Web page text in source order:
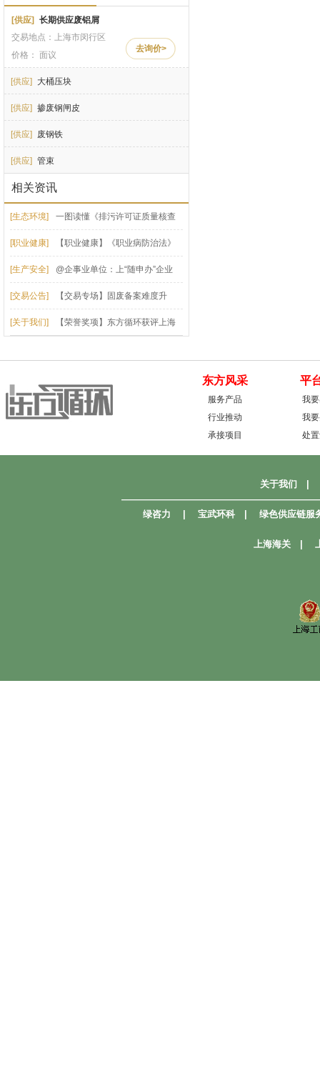
[供应]
长期供应废铝屑
交易地点：上海市闵行区
价格： 面议
去询价>
[供应] 大桶压块
[供应] 掺废钢闸皮
[供应] 废钢铁
[供应] 管束
相关资讯
[生态环境] 一图读懂《排污许可证质量核查
技术规范》（HJ1299-2023）
[职业健康] 【职业健康】《职业病防治法》
必看50问答！
[生产安全] @企事业单位：上“随申办”企业
云，自查自纠安全生产重大事故隐患！
[交易公告] 【交易专场】固废备案难度升
级，7月专场专为企业固废打造
[关于我们] 【荣誉奖项】东方循环获评上海
东方风采
服务产品
行业推动
承接项目
平
我
我
处
关于我们
绿咨力
宝武环科 绿色供应链服
上海海关